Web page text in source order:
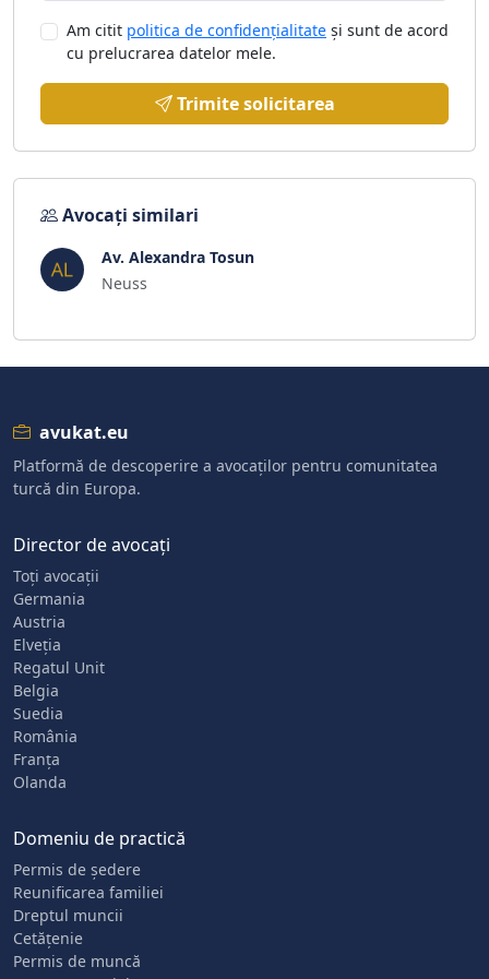
Am citit politica de confidențialitate și sunt de acord
cu prelucrarea datelor mele.
Trimite solicitarea
Avocați similari
Av. Alexandra Tosun
Neuss
avukat.eu
Platformă de descoperire a avocaților pentru comunitatea
turcă din Europa.
Director de avocați
Toți avocații
Germania
Austria
Elveția
Regatul Unit
Belgia
Suedia
România
Franța
Olanda
Domeniu de practică
Permis de ședere
Reunificarea familiei
Dreptul muncii
Cetățenie
Permis de muncă